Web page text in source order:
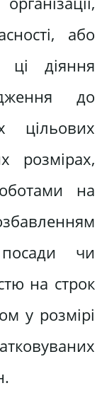
або
діяння
до
цільових
розмірах,
на
чи
на строк
у розмірі